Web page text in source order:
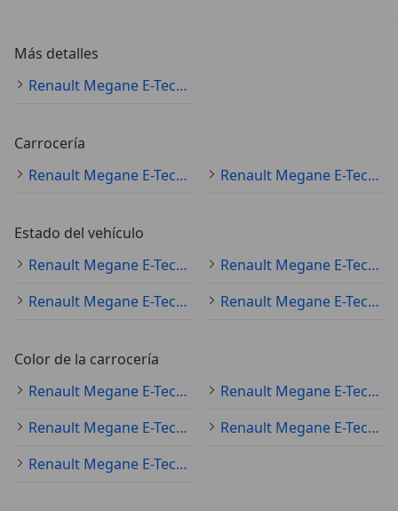
Más detalles
Renault Megane E-Tech Especificaciones técnicas
Carrocería
Renault Megane E-Tech coche pequeño
Renault Megane E-Tech SUV/4x4/pickup
Estado del vehículo
Renault Megane E-Tech ocasión
Renault Megane E-Tech nuevo
Renault Megane E-Tech KM0
Renault Megane E-Tech demostración
Color de la carrocería
Renault Megane E-Tech blanco
Renault Megane E-Tech gris
Renault Megane E-Tech rojo
Renault Megane E-Tech negro
Renault Megane E-Tech azul